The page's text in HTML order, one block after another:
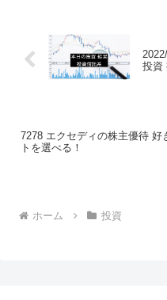
投資
7278 エクセディの株主優待 好
トを選べる！
ホーム 投資